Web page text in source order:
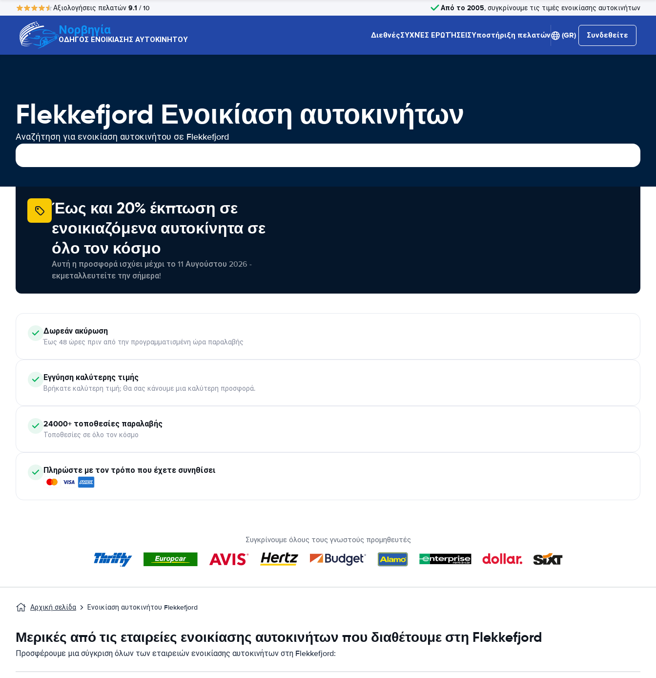
Αξιολογήσεις πελατών 9.1 / 10 Από το 2005, συγκρίνουμε τις τιμές ενοικίασης αυτοκινήτων
Νορβηγία
ΟΔΗΓΟΣ ΕΝΟΙΚΙΑΣΗΣ ΑΥΤΟΚΙΝΗΤΟΥ ΔιεθνέςΣΥΧΝΈΣ ΕΡΩΤΉΣΕΙΣΥποστήριξη πελατών (GR) Συνδεθείτε
Flekkefjord Ενοικίαση αυτοκινήτων
Αναζήτηση για ενοικίαση αυτοκινήτου σε Flekkefjord
Έως και 20% έκπτωση σε
ενοικιαζόμενα αυτοκίνητα σε
όλο τον κόσμο
Αυτή η προσφορά ισχύει μέχρι το 11 Αυγούστου 2026 -
εκμεταλλευτείτε την σήμερα!
Δωρεάν ακύρωση
Έως 48 ώρες πριν από την προγραμματισμένη ώρα παραλαβής
Εγγύηση καλύτερης τιμής
Βρήκατε καλύτερη τιμή; Θα σας κάνουμε μια καλύτερη προσφορά.
24000+ τοποθεσίες παραλαβής
Τοποθεσίες σε όλο τον κόσμο
Πληρώστε με τον τρόπο που έχετε συνηθίσει
Συγκρίνουμε όλους τους γνωστούς προμηθευτές
Αρχική σελίδα Ενοικίαση αυτοκινήτου Flekkefjord
Μερικές από τις εταιρείες ενοικίασης αυτοκινήτων που διαθέτουμε στη Flekkefjord
Προσφέρουμε μια σύγκριση όλων των εταιρειών ενοικίασης αυτοκινήτων στη Flekkefjord: